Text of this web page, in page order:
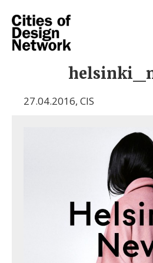
27.04.2016, CIS